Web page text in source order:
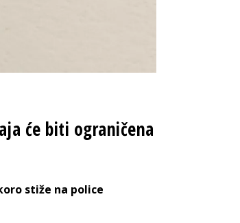
će biti ograničena
stiže na police